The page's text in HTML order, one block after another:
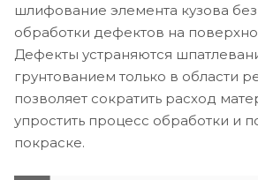
шлифование элемента кузова
обработки дефектов на
Дефекты устраняются
грунтованием только в области
позволяет сократить расход
упростить процесс обработки и
покраске.